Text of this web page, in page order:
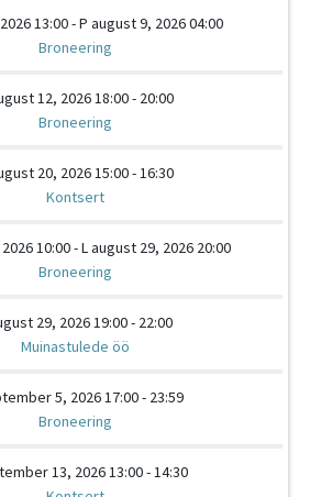
13:00 - P august 9, 2026 04:00
Broneering
12, 2026 18:00 - 20:00
Broneering
20, 2026 15:00 - 16:30
Kontsert
10:00 - L august 29, 2026 20:00
Broneering
29, 2026 19:00 - 22:00
Muinastulede öö
5, 2026 17:00 - 23:59
Broneering
13, 2026 13:00 - 14:30